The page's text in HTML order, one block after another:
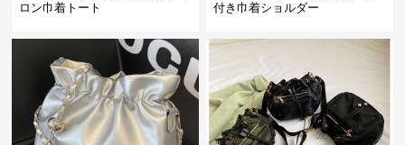
ロン巾着トート
付き巾着ショルダー